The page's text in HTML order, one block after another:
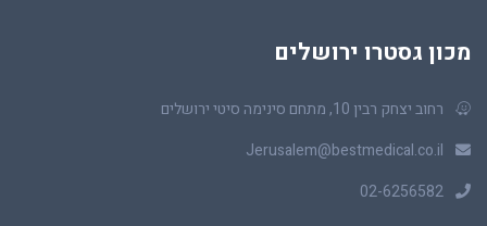
מכון גסטרו ירושלים
רחוב יצחק רבין 10, מתחם סינימה סיטי ירושלים
Jerusalem@bestmedical.co.il
02-6256582